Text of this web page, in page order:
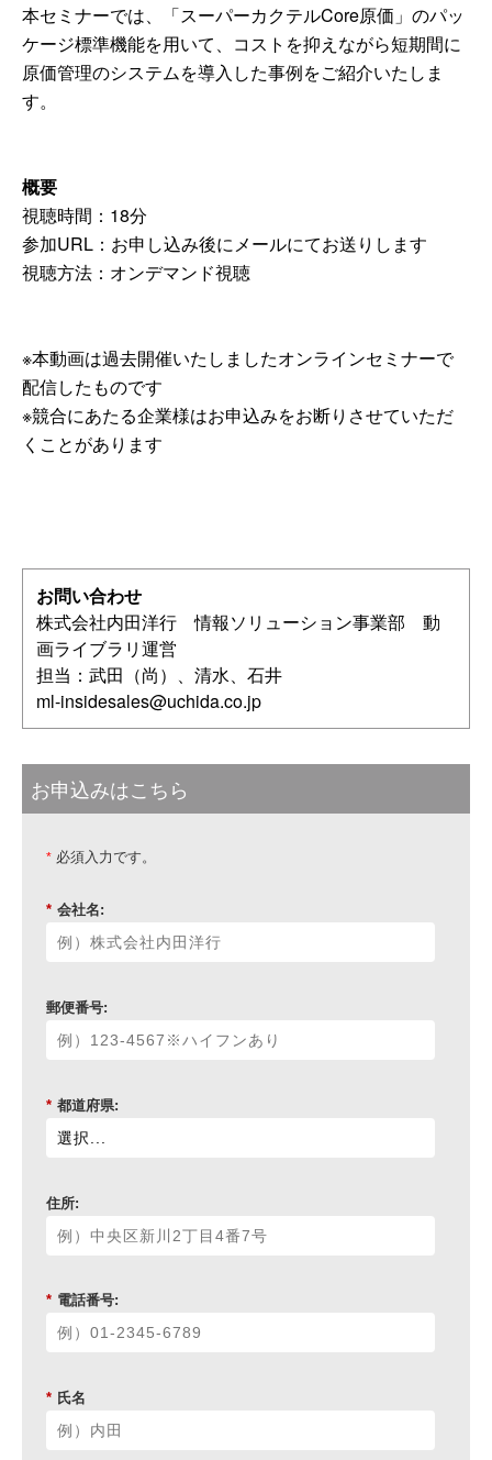
本セミナーでは、「スーパーカクテルCore原価」のパッ
ケージ標準機能を用いて、コストを抑えながら短期間に
原価管理のシステムを導入した事例をご紹介いたしま
す。
概要
視聴時間：18分
参加URL：お申し込み後にメールにてお送りします
視聴方法：オンデマンド視聴
※本動画は過去開催いたしましたオンラインセミナーで
配信したものです
※競合にあたる企業様はお申込みをお断りさせていただ
くことがあります
お問い合わせ
株式会社内田洋行 情報ソリューション事業部 動
画ライブラリ運営
担当：武田（尚）、清水、石井
ml-insidesales@uchida.co.jp
お申込みはこちら
* 必須入力です。
* 会社名:
郵便番号:
* 都道府県:
住所:
* 電話番号:
* 氏名